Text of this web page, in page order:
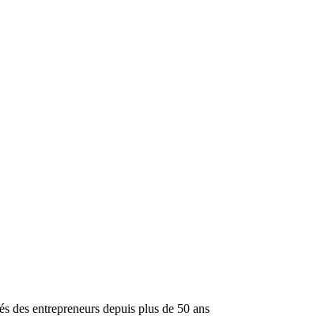
entrepreneurs depuis plus de 50 ans